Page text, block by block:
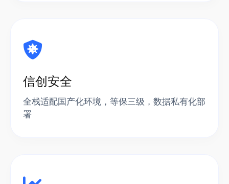
信创安全
全栈适配国产化环境，等保三级，数据私有化部
署